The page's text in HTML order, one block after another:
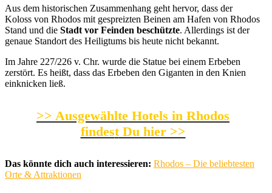
Aus dem historischen Zusammenhang geht hervor, dass der
Koloss von Rhodos mit gespreizten Beinen am Hafen von Rhodos
Stand und die Stadt vor Feinden beschützte. Allerdings ist der
genaue Standort des Heiligtums bis heute nicht bekannt.
Im Jahre 227/226 v. Chr. wurde die Statue bei einem Erbeben
zerstört. Es heißt, dass das Erbeben den Giganten in den Knien
einknicken ließ.
>> Ausgewählte Hotels in Rhodos
findestDu hier >>
Das könnte dich auch interessieren: Rhodos – Die beliebtesten
Orte & Attraktionen